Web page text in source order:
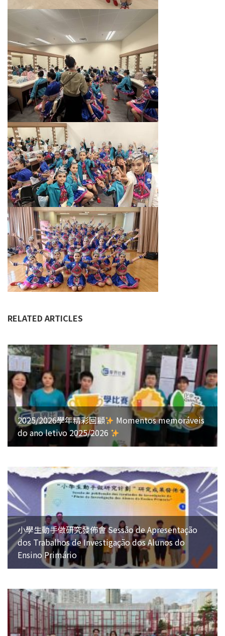
RELATED ARTICLES
2025/2026學年精彩回顧
Momentos memoráveis
do ano letivo 2025/2026
小學生動手做研究發佈會 Sessão de Apresentação
dos Trabalhos de Investigação dos Alunos do
Ensino Primário